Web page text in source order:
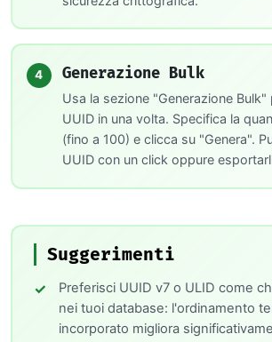
4 Generazione Bulk
Usa la sezione "Generazione Bulk"
UUID in una volta. Specifica la
(fino a 100) e clicca su "Genera".
UUID con un click oppure
Suggerimenti
Preferisci UUID v7 o ULID come
nei tuoi database: l'ordinamento
incorporato migliora